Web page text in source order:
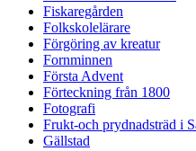
Fiskaregården
Folkskolelärare
Förgöring av kreatur
Fornminnen
Första Advent
Förteckning från 1800
Fotografi
Frukt-och prydnadsträd i
Gällstad